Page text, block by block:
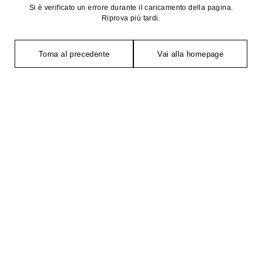
Si è verificato un errore durante il caricamento della pagina.
Riprova più tardi.
Torna al precedente Vai alla homepage